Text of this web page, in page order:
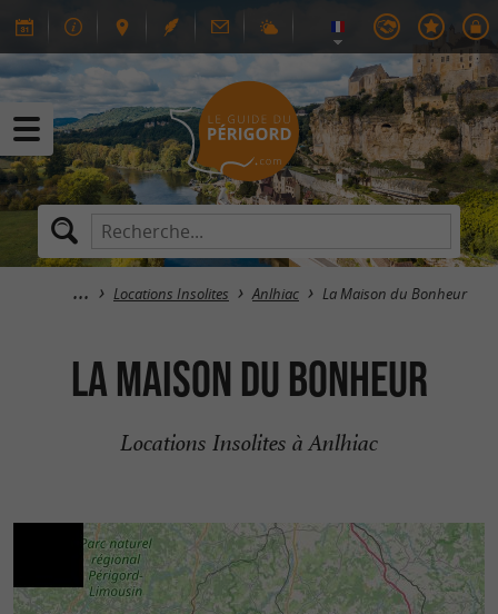
Locations Insolites Anlhiac La Maison du Bonheur
La Maison du Bonheur
Locations Insolites à Anlhiac